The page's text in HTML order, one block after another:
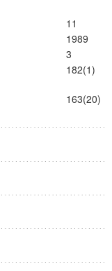
11
1989
3
182(1)
163(20)